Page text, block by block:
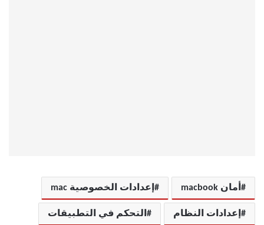
أمان macbook إعدادات الخصوصية mac
إعدادات النظام التحكم في التطبيقات